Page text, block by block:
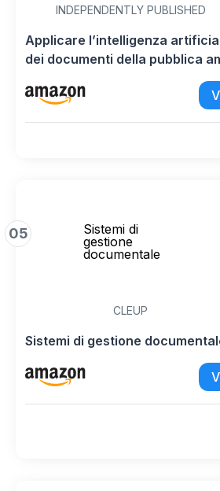
INDEPENDENTLY PUBLISHED
Applicare l’intelligenza
dei documenti della pubblica
05
Sistemi di
gestione
documentale
CLEUP
Sistemi di gestione